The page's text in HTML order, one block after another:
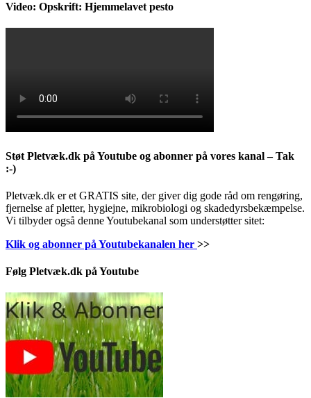
Video: Opskrift: Hjemmelavet pesto
Støt Pletvæk.dk på Youtube og abonner på vores kanal – Tak
:-)
Pletvæk.dk er et GRATIS site, der giver dig gode råd om rengøring,
fjernelse af pletter, hygiejne, mikrobiologi og skadedyrsbekæmpelse.
Vi tilbyder også denne Youtubekanal som understøtter sitet:
Klik og abonner på Youtubekanalen her >>
Følg Pletvæk.dk på Youtube